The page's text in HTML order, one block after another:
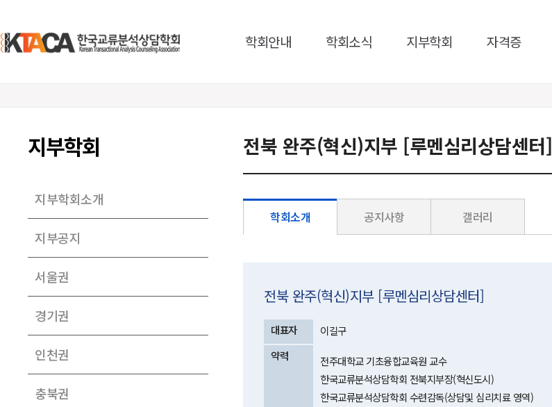
학회안내 학회소식 지부학회 자격증
지부학회
지부학회소개
지부공지
서울권
경기권
인천권
충북권
전북 완주(혁신)지부 [루멘심리상담센터]
학회소개 공지사항 갤러리
전북 완주(혁신)지부 [루멘심리상담센터]
대표자
이길구
약력
전주대학교 기초융합교육원 교수
한국교류분석상담학회 전북지부장(혁신도시)
한국교류분석상담학회 수련감독(상담및 심리치료 영역)